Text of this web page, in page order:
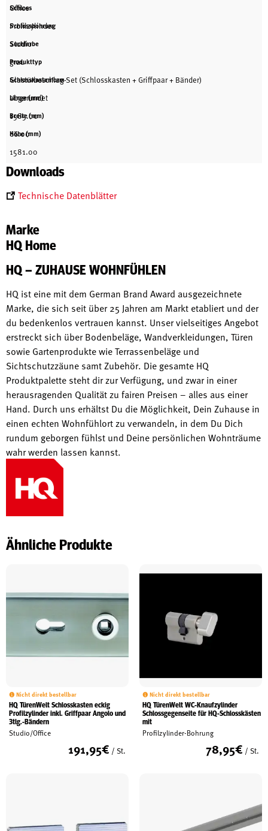
Office
Schloss
Profilzylinder
Schlossbohrung
Studio
Suchfarbe
grau
Produkttyp
Glastürbeschlag-Set (Schlosskasten + Griffpaar + Bänder)
Schlosskastenform
abgerundet
Länge (mm)
1585.00
Breite (mm)
66.00
Höhe (mm)
1581.00
Downloads
Technische Datenblätter
Marke
HQ Home
HQ – ZUHAUSE WOHNFÜHLEN
HQ ist eine mit dem German Brand Award ausgezeichnete
Marke, die sich seit über 25 Jahren am Markt etabliert und der
du bedenkenlos vertrauen kannst. Unser vielseitiges Angebot
erstreckt sich über Bodenbeläge, Wandverkleidungen, Türen
sowie Gartenprodukte wie Terrassenbeläge und
Sichtschutzzäune samt Zubehör. Die gesamte HQ
Produktpalette steht dir zur Verfügung, und zwar in einer
herausragenden Qualität zu fairen Preisen – alles aus einer
Hand. Durch uns erhältst Du die Möglichkeit, Dein Zuhause in
einen echten Wohnfühlort zu verwandeln, in dem Du Dich
rundum geborgen fühlst und Deine persönlichen Wohnträume
wahr werden lassen kannst.
Ähnliche Produkte
Nicht direkt bestellbar
HQ TürenWelt Schlosskasten eckig
Profilzylinder inkl. Griffpaar Angolo und
3tlg.-Bändern
Studio/Office
191,95€ / St.
Nicht direkt bestellbar
HQ TürenWelt WC-Knaufzylinder
Schlossgegenseite für HQ-Schlosskästen
mit
Profilzylinder-Bohrung
78,95€ / St.